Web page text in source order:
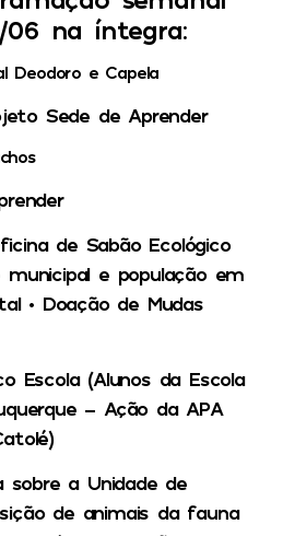
na íntegra:
Deodoro e Capela
Sede de Aprender
de Sabão Ecológico
e população em
• Doação de Mudas
Escola (Alunos da Escola
– Ação da APA
a Unidade de
de animais da fauna